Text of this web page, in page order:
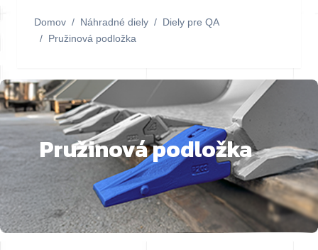
Domov / Náhradné diely / Diely pre QA
/ Pružinová podložka
Pružinová podložka